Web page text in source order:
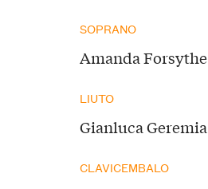
SOPRANO
Amanda Forsythe
LIUTO
Gianluca Geremia
CLAVICEMBALO